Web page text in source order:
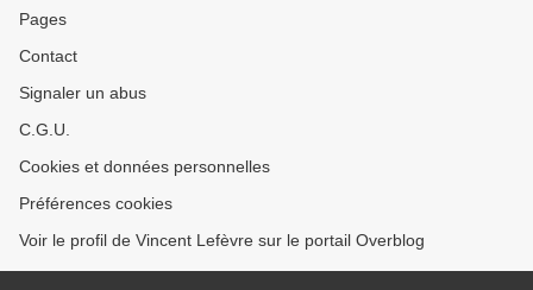
Pages
Contact
Signaler un abus
C.G.U.
Cookies et données personnelles
Préférences cookies
Voir le profil de Vincent Lefèvre sur le portail Overblog